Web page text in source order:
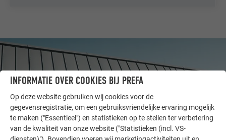
INFORMATIE OVER COOKIES BIJ PREFA
Op deze website gebruiken wij cookies voor de
gegevensregistratie, om een gebruiksvriendelijke ervaring mogelijk
te maken ("Essentieel") en statistieken op te stellen ter verbetering
van de kwaliteit van onze website ("Statistieken (incl. VS-